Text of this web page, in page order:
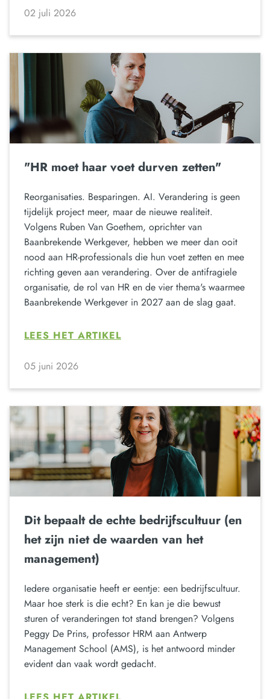
02 juli 2026
"HR moet haar voet durven zetten"
Reorganisaties. Besparingen. AI. Verandering is geen
tijdelijk project meer, maar de nieuwe realiteit.
Volgens Ruben Van Goethem, oprichter van
Baanbrekende Werkgever, hebben we meer dan ooit
nood aan HR-professionals die hun voet zetten en mee
richting geven aan verandering. Over de antifragiele
organisatie, de rol van HR en de vier thema's waarmee
Baanbrekende Werkgever in 2027 aan de slag gaat.
LEES HET ARTIKEL
05 juni 2026
Dit bepaalt de echte bedrijfscultuur (en
het zijn niet de waarden van het
management)
Iedere organisatie heeft er eentje: een bedrijfscultuur.
Maar hoe sterk is die echt? En kan je die bewust
sturen of veranderingen tot stand brengen? Volgens
Peggy De Prins, professor HRM aan Antwerp
Management School (AMS), is het antwoord minder
evident dan vaak wordt gedacht.